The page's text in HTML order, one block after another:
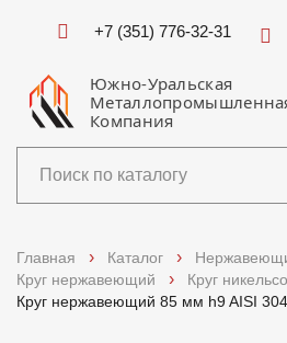
+7 (351) 776-32-31
Южно-Уральская
Компания
Услуги
Главная Каталог
Круг нержавеющий
Круг
Круг нержавеющий 85 мм h9 AISI